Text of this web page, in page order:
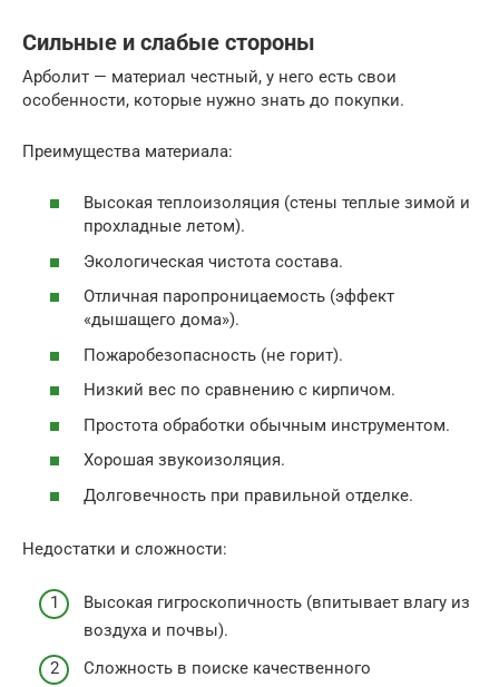
Сильные и слабые стороны
Арболит — материал честный, у него есть свои
особенности, которые нужно знать до покупки.
Преимущества материала:
Высокая теплоизоляция (стены теплые зимой и
прохладные летом).
Экологическая чистота состава.
Отличная паропроницаемость (эффект
«дышащего дома»).
Пожаробезопасность (не горит).
Низкий вес по сравнению с кирпичом.
Простота обработки обычным инструментом.
Хорошая звукоизоляция.
Долговечность при правильной отделке.
Недостатки и сложности:
Высокая гигроскопичность (впитывает влагу из
воздуха и почвы).
Сложность в поиске качественного